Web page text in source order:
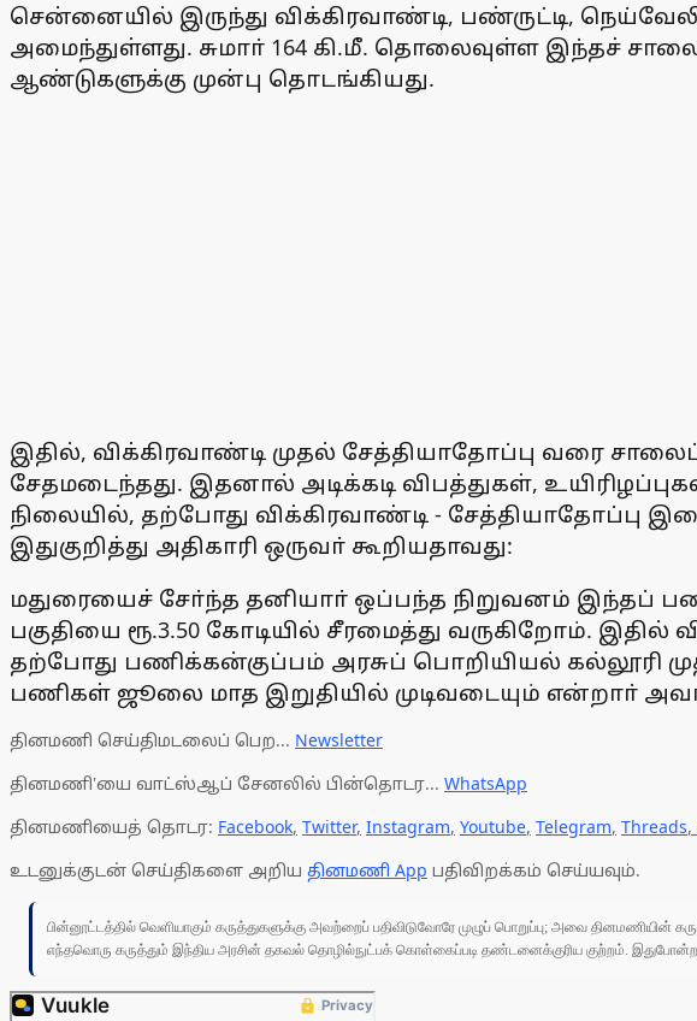
சென்னையில் இருந்து விக்கிரவாண்டி, பண்ருட்டி,
அமைந்துள்ளது. சுமாா் 164 கி.மீ. தொலைவுள்ள இந்தச்
ஆண்டுகளுக்கு முன்பு தொடங்கியது.
இதில், விக்கிரவாண்டி முதல் சேத்தியாதோப்பு வரை
சேதமடைந்தது. இதனால் அடிக்கடி விபத்துகள்,
நிலையில், தற்போது விக்கிரவாண்டி - சேத்தியாதோப்பு
இதுகுறித்து அதிகாரி ஒருவா் கூறியதாவது:
மதுரையைச் சோ்ந்த தனியாா் ஒப்பந்த நிறுவனம் இந்தப்
பகுதியை ரூ.3.50 கோடியில் சீரமைத்து வருகிறோம்.
தற்போது பணிக்கன்குப்பம் அரசுப் பொறியியல் கல்லூரி
பணிகள் ஜூலை மாத இறுதியில் முடிவடையும் என்றாா்
தினமணி செய்திமடலைப் பெற... Newsletter
தினமணி'யை வாட்ஸ்ஆப் சேனலில் பின்தொடர... WhatsApp
தினமணியைத் தொடர: Facebook, Twitter, Instagram, Youtube, Telegram, Threads,
உடனுக்குடன் செய்திகளை அறிய தினமணி App பதிவிறக்கம் செய்யவும்.
பின்னூட்டத்தில் வெளியாகும் கருத்துகளுக்கு அவற்றைப் பதிவிடுவோரே முழுப் பொறுப்பு; அவை தினமணியின்
எந்தவொரு கருத்தும் இந்திய அரசின் தகவல் தொழில்நுட்பக் கொள்கைப்படி தண்டனைக்குரிய குற்றம். இதுபோன்ற